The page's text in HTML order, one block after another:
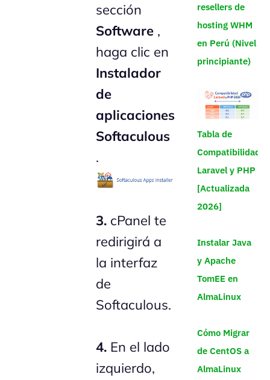
sección
Software ,
haga clic en
Instalador
de
aplicaciones
Softaculous
.
3. cPanel te
redirigirá a
la interfaz
de
Softaculous.
4. En el lado
izquierdo,
resellers de
hosting WHM
en Perú (Nivel
principiante)
Tabla de
Compatibilidad
Laravel y PHP
[Actualizada
2026]
Instalar Java
y Apache
TomEE en
AlmaLinux
Cómo Migrar
de CentOS a
AlmaLinux